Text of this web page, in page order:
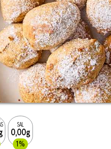
SAL
0,00g
1%